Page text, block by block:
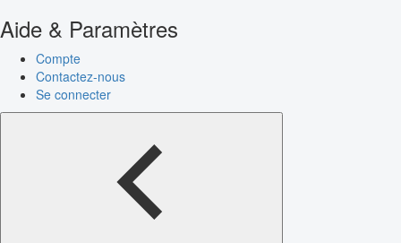
Aide & Paramètres
Compte
Contactez-nous
Se connecter